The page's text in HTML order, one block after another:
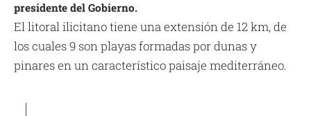
presidente del Gobierno.
El litoral ilicitano tiene una extensión de 12 km, de
los cuales 9 son playas formadas por dunas y
pinares en un característico paisaje mediterráneo.